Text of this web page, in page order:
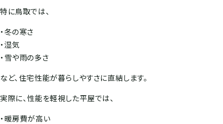
特に鳥取では、
・冬の寒さ
・湿気
・雪や雨の多さ
など、住宅性能が暮らしやすさに直結します。
実際に、性能を軽視した平屋では、
・暖房費が高い